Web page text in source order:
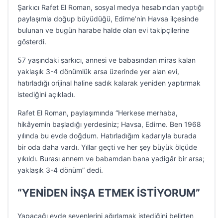
Şarkıcı Rafet El Roman, sosyal medya hesabından yaptığı
paylaşımla doğup büyüdüğü, Edirne’nin Havsa ilçesinde
bulunan ve bugün harabe halde olan evi takipçilerine
gösterdi.
57 yaşındaki şarkıcı, annesi ve babasından miras kalan
yaklaşık 3-4 dönümlük arsa üzerinde yer alan evi,
hatırladığı orijinal haline sadık kalarak yeniden yaptırmak
istediğini açıkladı.
Rafet El Roman, paylaşımında “Herkese merhaba,
hikâyemin başladığı yerdesiniz; Havsa, Edirne. Ben 1968
yılında bu evde doğdum. Hatırladığım kadarıyla burada
bir oda daha vardı. Yıllar geçti ve her şey büyük ölçüde
yıkıldı. Burası annem ve babamdan bana yadigâr bir arsa;
yaklaşık 3-4 dönüm” dedi.
“YENİDEN İNŞA ETMEK İSTİYORUM”
Yapacağı evde sevenlerini ağırlamak istediğini belirten